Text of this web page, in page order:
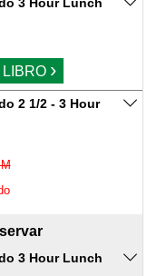
3 Hour Lunch
LIBRO ›
2 1/2 - 3 Hour
3 Hour Lunch